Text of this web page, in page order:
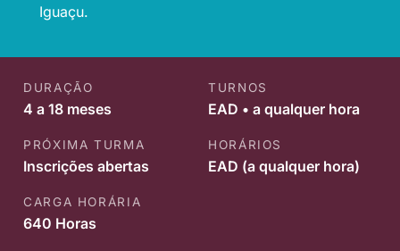
Iguaçu.
DURAÇÃO
4 a 18 meses
TURNOS
EAD • a qualquer hora
PRÓXIMA TURMA
Inscrições abertas
HORÁRIOS
EAD (a qualquer hora)
CARGA HORÁRIA
640 Horas